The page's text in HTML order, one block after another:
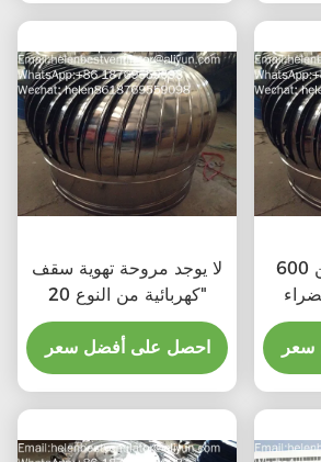
لا يوجد مروحة تهوية سقف
كهربائية من النوع 20"
احصل على أفضل سعر
600 ملم طائرة التوربين
سعر